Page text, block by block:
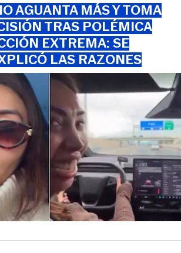
AGUANTA MÁS Y TOMA
TRAS POLÉMICA
EXTREMA: SE
LAS RAZONES